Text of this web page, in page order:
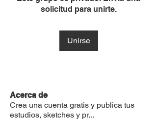
solicitud para unirte.
Unirse
Acerca de
Crea una cuenta gratis y publica tus
estudios, sketches y pr...